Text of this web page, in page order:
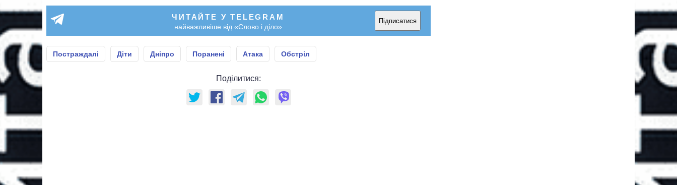
ЧИТАЙТЕ У TELEGRAM
найважливіше від «Слово і діло»
Підписатися
Постраждалі Діти Дніпро Поранені Атака Обстріл
Поділитися: